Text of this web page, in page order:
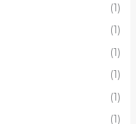
(1)
(1)
(1)
(1)
(1)
(1)